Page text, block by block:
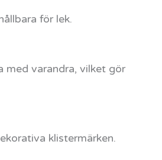
för lek.
med varandra, vilket gör
klistermärken.